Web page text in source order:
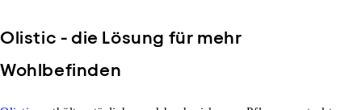
Olistic - die Lösung für mehr
Wohlbefinden